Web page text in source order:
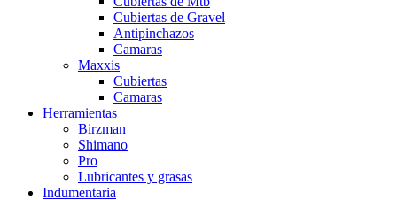
Cubiertas de Gravel
Antipinchazos
Camaras
Maxxis
Cubiertas
Camaras
Herramientas
Birzman
Shimano
Pro
Lubricantes y grasas
Indumentaria